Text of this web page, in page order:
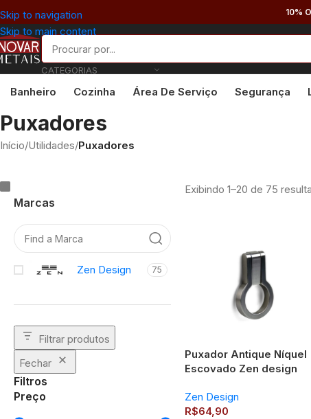
Skip to navigation
Skip to main content
10%
CATEGORIAS
Banheiro Cozinha Área De Serviço Segurança
Puxadores
Início/Utilidades/Puxadores
Marcas
Zen Design 75
Filtrar produtos
Fechar
Filtros
Preço
Exibindo 1–20 de 75
Puxador Antique Níquel
Escovado Zen design
Zen Design
R$64,90